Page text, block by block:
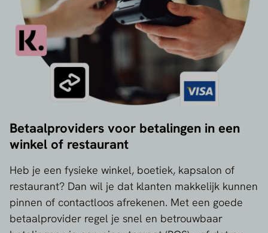
Betaalproviders voor betalingen in een
winkel of restaurant
Heb je een fysieke winkel, boetiek, kapsalon of
restaurant? Dan wil je dat klanten makkelijk kunnen
pinnen of contactloos afrekenen. Met een goede
betaalprovider regel je snel en betrouwbaar